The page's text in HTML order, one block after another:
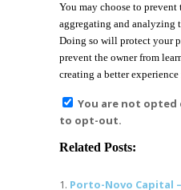
You may choose to prevent
aggregating and analyzing
Doing so will protect your
prevent the owner from
creating a better
You are not opted
to opt-out.
Related Posts:
Porto-Novo Capital